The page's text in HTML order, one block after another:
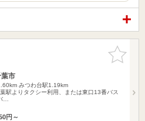
お気に入
りに追加
市
みつわ台駅1.19km
駅よりタクシー利用、または東口13番バス
…
円～